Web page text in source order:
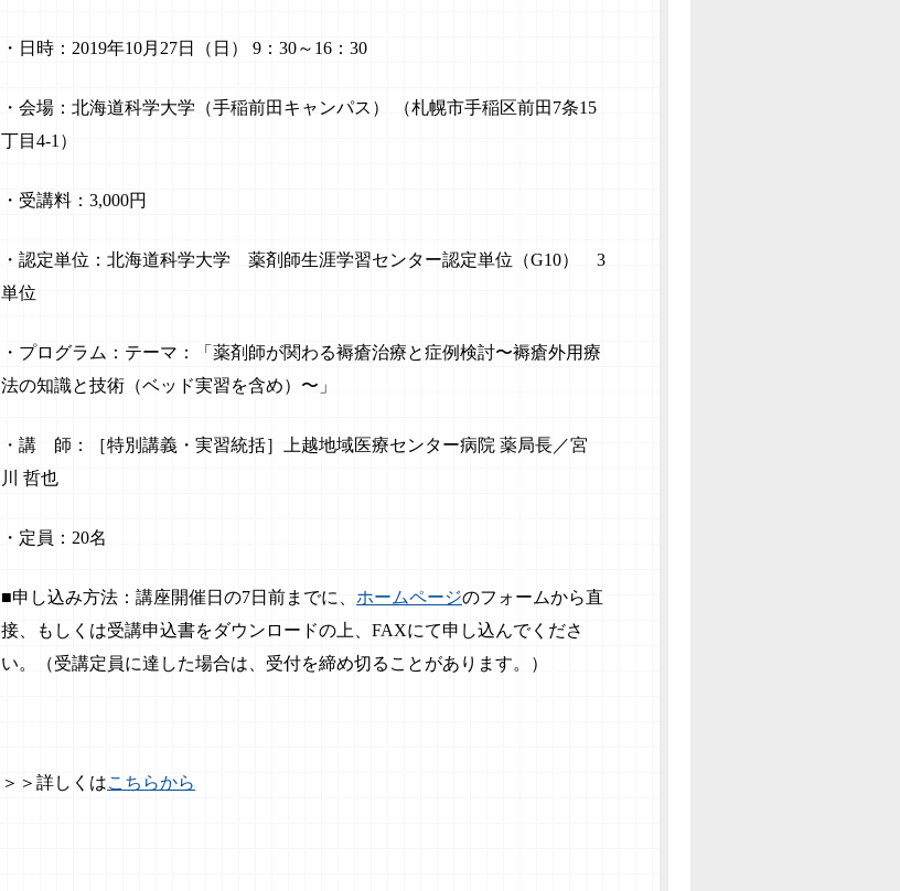
・日時：2019年10月27日（日） 9：30～16：30
・会場：北海道科学大学（手稲前田キャンパス） （札幌市手稲区前田7条15
丁目4-1）
・受講料：3,000円
・認定単位：北海道科学大学 薬剤師生涯学習センター認定単位（G10） 3
単位
・プログラム：テーマ：「薬剤師が関わる褥瘡治療と症例検討〜褥瘡外用療
法の知識と技術（ベッド実習を含め）〜」
・ 講 師：［特別講義・実習統括］上越地域医療センター病院 薬局長／宮
川 哲也
・定員：20名
■申し込み方法：講座開催日の7日前までに、 ホームページのフォームから直
接、もしくは受講申込書をダウンロードの上、FAXにて申し込んでくださ
い。（受講定員に達した場合は、 受付を締め切ることがあります。）
＞＞詳しくはこちらから